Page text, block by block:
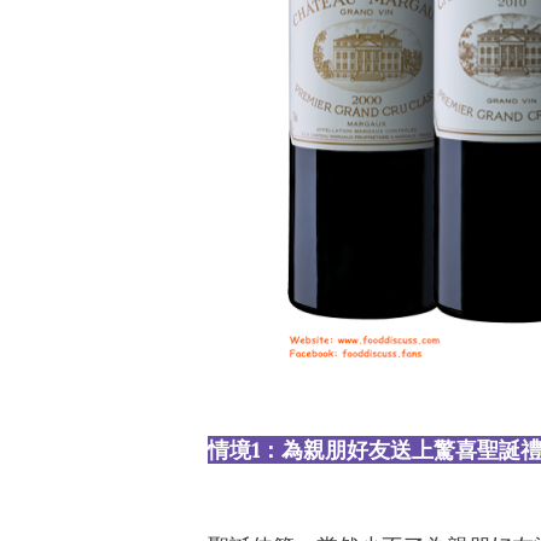
情境1：為親朋好友送上驚喜聖誕